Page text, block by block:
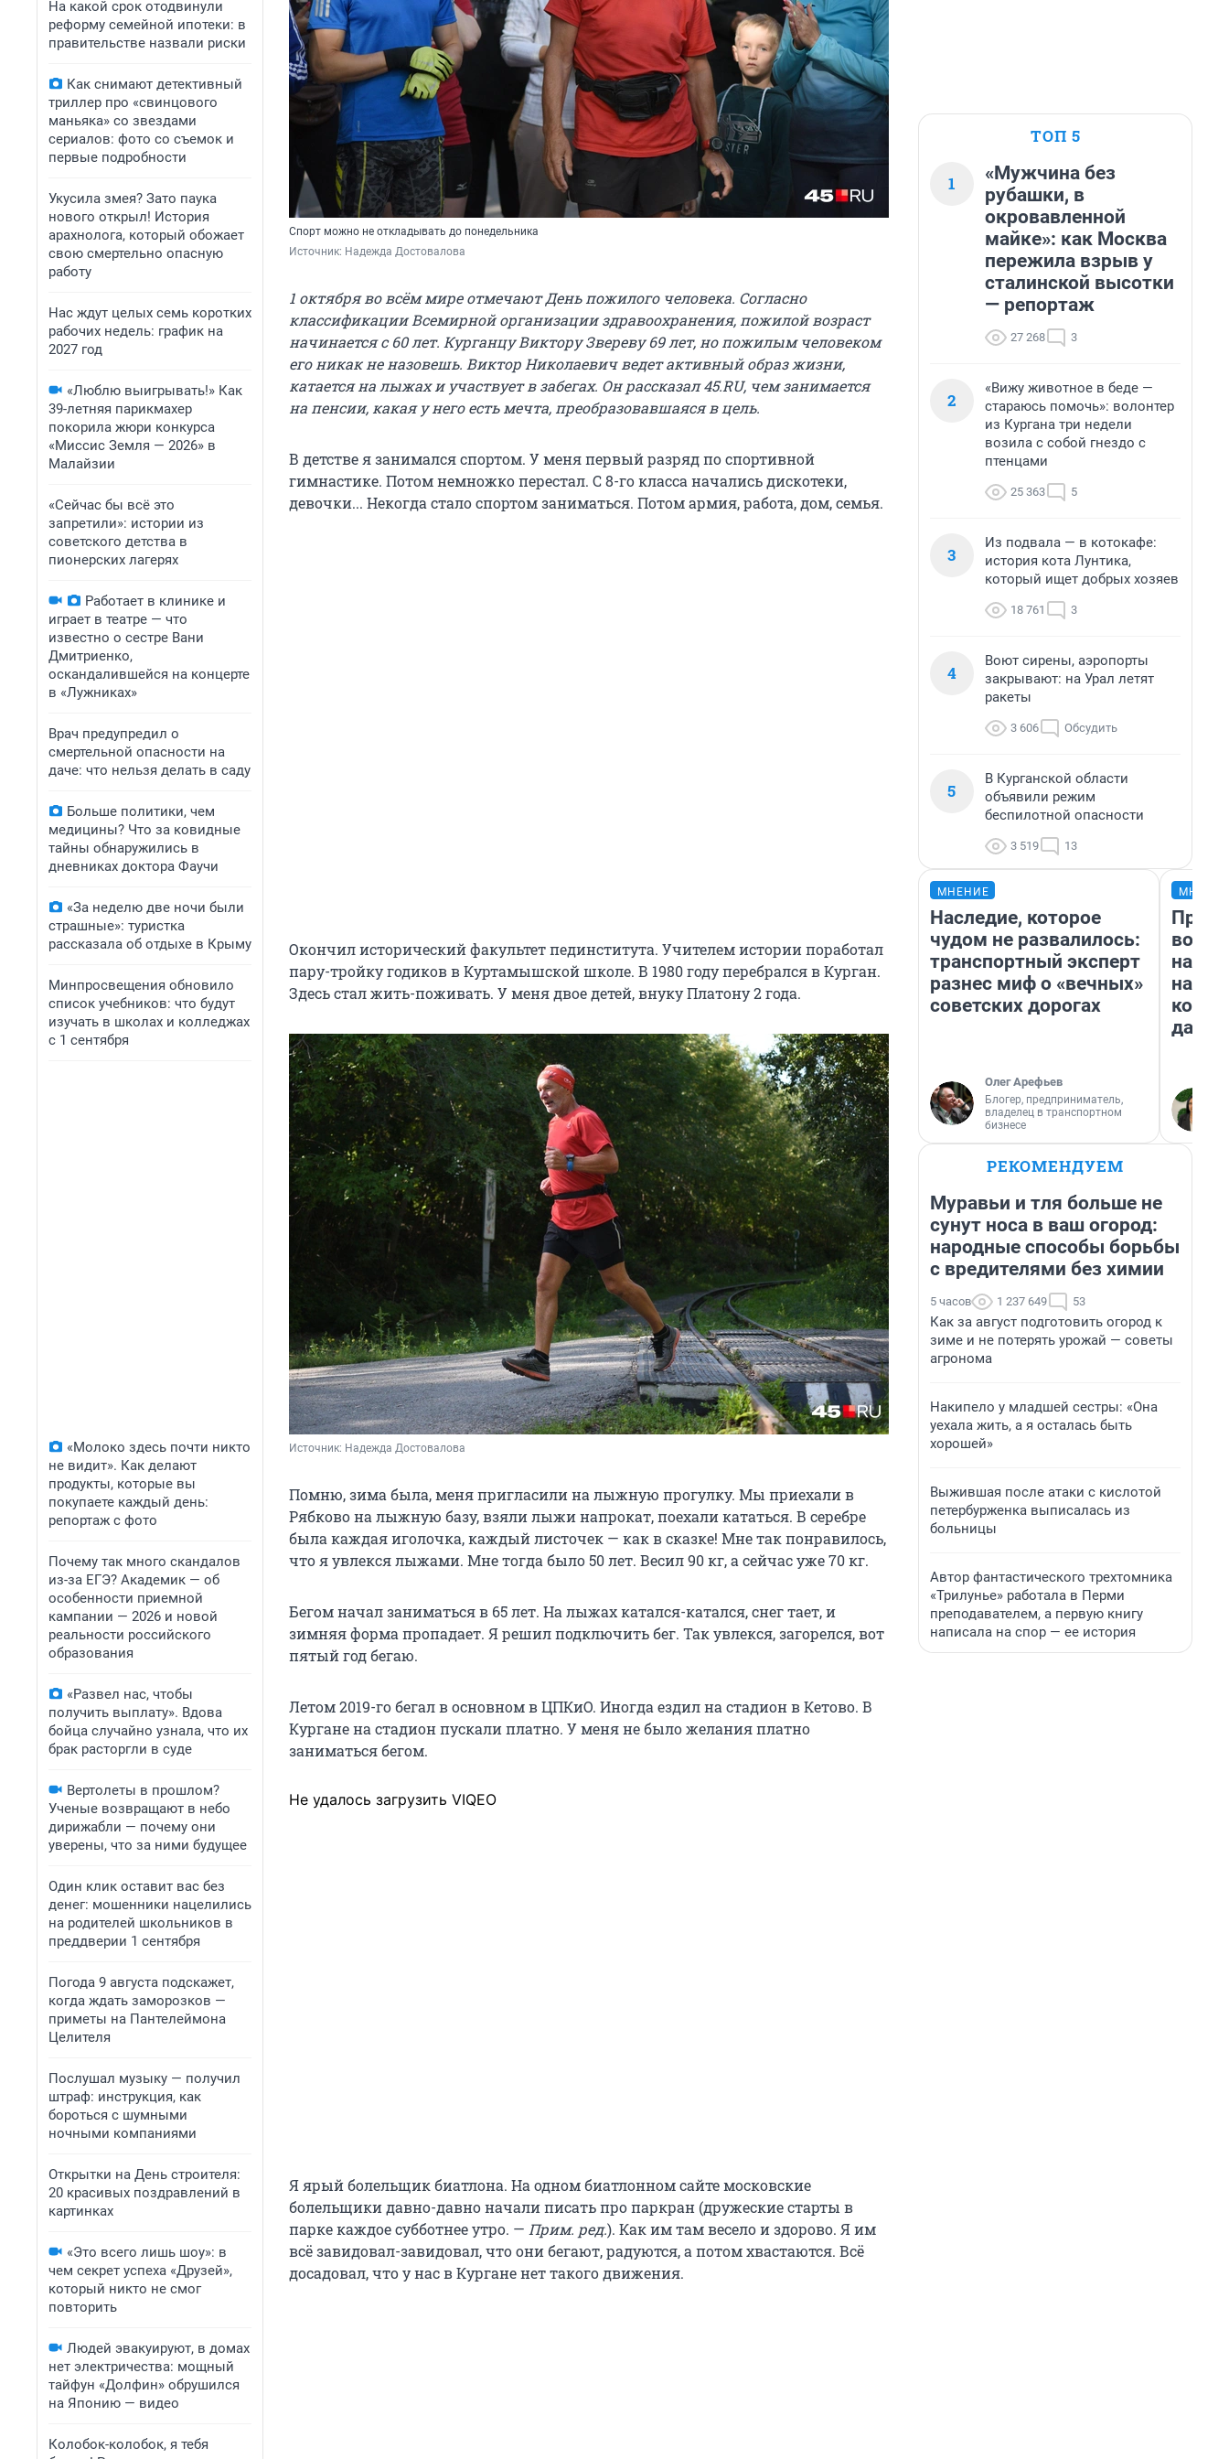
На какой срок отодвинули
реформу семейной ипотеки: в
правительстве назвали риски
Как снимают детективный
триллер про «свинцового
маньяка» со звездами
сериалов: фото со съемок и
первые подробности
Укусила змея? Зато паука
нового открыл! История
арахнолога, который обожает
свою смертельно опасную
работу
Нас ждут целых семь коротких
рабочих недель: график на
2027 год
«Люблю выигрывать!» Как
39-летняя парикмахер
покорила жюри конкурса
«Миссис Земля — 2026» в
Малайзии
«Сейчас бы всё это
запретили»: истории из
советского детства в
пионерских лагерях
Работает в клинике и
играет в театре — что
известно о сестре Вани
Дмитриенко,
оскандалившейся на концерте
в «Лужниках»
Врач предупредил о
смертельной опасности на
даче: что нельзя делать в саду
Больше политики, чем
медицины? Что за ковидные
тайны обнаружились в
дневниках доктора Фаучи
«За неделю две ночи были
страшные»: туристка
рассказала об отдыхе в Крыму
Минпросвещения обновило
список учебников: что будут
изучать в школах и колледжах
с 1 сентября
«Молоко здесь почти никто
не видит». Как делают
продукты, которые вы
покупаете каждый день:
репортаж с фото
Почему так много скандалов
из-за ЕГЭ? Академик — об
особенности приемной
кампании — 2026 и новой
реальности российского
образования
«Развел нас, чтобы
получить выплату». Вдова
бойца случайно узнала, что их
брак расторгли в суде
Вертолеты в прошлом?
Ученые возвращают в небо
дирижабли — почему они
уверены, что за ними будущее
Один клик оставит вас без
денег: мошенники нацелились
на родителей школьников в
преддверии 1 сентября
Погода 9 августа подскажет,
когда ждать заморозков —
приметы на Пантелеймона
Целителя
Послушал музыку — получил
штраф: инструкция, как
бороться с шумными
ночными компаниями
Открытки на День строителя:
20 красивых поздравлений в
картинках
«Это всего лишь шоу»: в
чем секрет успеха «Друзей»,
который никто не смог
повторить
Людей эвакуируют, в домах
нет электричества: мощный
тайфун «Долфин» обрушился
на Японию — видео
Колобок-колобок, я тебя
Спорт можно не откладывать до понедельника
Источник: Надежда Достовалова
1 октября во всём мире отмечают День пожилого человека. Согласно
классификации Всемирной организации здравоохранения, пожилой возраст
начинается с 60 лет. Курганцу Виктору Звереву 69 лет, но пожилым человеком
его никак не назовешь. Виктор Николаевич ведет активный образ жизни,
катается на лыжах и участвует в забегах. Он рассказал 45.RU, чем занимается
на пенсии, какая у него есть мечта, преобразовавшаяся в цель.
В детстве я занимался спортом. У меня первый разряд по спортивной
гимнастике. Потом немножко перестал. С 8-го класса начались дискотеки,
девочки... Некогда стало спортом заниматься. Потом армия, работа, дом, семья.
Окончил исторический факультет пединститута. Учителем истории поработал
пару-тройку годиков в Куртамышской школе. В 1980 году перебрался в Курган.
Здесь стал жить-поживать. У меня двое детей, внуку Платону 2 года.
Источник: Надежда Достовалова
Помню, зима была, меня пригласили на лыжную прогулку. Мы приехали в
Рябково на лыжную базу, взяли лыжи напрокат, поехали кататься. В серебре
была каждая иголочка, каждый листочек — как в сказке! Мне так понравилось,
что я увлекся лыжами. Мне тогда было 50 лет. Весил 90 кг, а сейчас уже 70 кг.
Бегом начал заниматься в 65 лет. На лыжах катался-катался, снег тает, и
зимняя форма пропадает. Я решил подключить бег. Так увлекся, загорелся, вот
пятый год бегаю.
Летом 2019-го бегал в основном в ЦПКиО. Иногда ездил на стадион в Кетово. В
Кургане на стадион пускали платно. У меня не было желания платно
заниматься бегом.
Не удалось загрузить VIQEO
Я ярый болельщик биатлона. На одном биатлонном сайте московские
болельщики давно-давно начали писать про паркран (дружеские старты в
парке каждое субботнее утро. — Прим. ред.). Как им там весело и здорово. Я им
всё завидовал-завидовал, что они бегают, радуются, а потом хвастаются. Всё
досадовал, что у нас в Кургане нет такого движения.
ТОП 5
1
«Мужчина без
рубашки, в
окровавленной
майке»: как Москва
пережила взрыв у
сталинской высотки
— репортаж
27 268 3
2
«Вижу животное в беде —
стараюсь помочь»: волонтер
из Кургана три недели
возила с собой гнездо с
птенцами
25 363 5
3
Из подвала — в котокафе:
история кота Лунтика,
который ищет добрых хозяев
18 761 3
4
Воют сирены, аэропорты
закрывают: на Урал летят
ракеты
3 606 Обсудить
5
В Курганской области
объявили режим
беспилотной опасности
3 519 13
МНЕНИЕ
Наследие, которое
чудом не развалилось:
транспортный эксперт
разнес миф о «вечных»
советских дорогах
Олег Арефьев
Блогер, предприниматель,
владелец в транспортном
бизнесе
нам
даже
РЕКОМЕНДУЕМ
Муравьи и тля больше не
сунут носа в ваш огород:
народные способы борьбы
с вредителями без химии
5 часов 1 237 649 53
Как за август подготовить огород к
зиме и не потерять урожай — советы
агронома
Накипело у младшей сестры: «Она
уехала жить, а я осталась быть
хорошей»
Выжившая после атаки с кислотой
петербурженка выписалась из
больницы
Автор фантастического трехтомника
«Трилунье» работала в Перми
преподавателем, а первую книгу
написала на спор — ее история